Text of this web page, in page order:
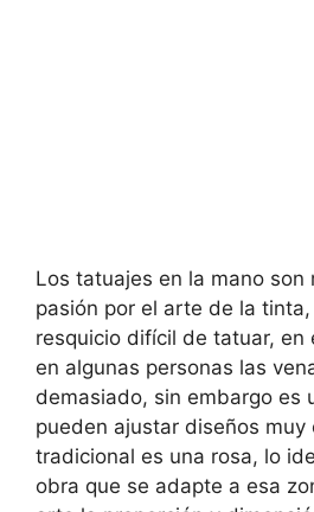
Los tatuajes en la mano son
pasión por el arte de la
resquicio difícil de tatuar, en
en algunas personas las
demasiado, sin embargo es
pueden ajustar diseños muy
tradicional es una rosa, lo
obra que se adapte a esa